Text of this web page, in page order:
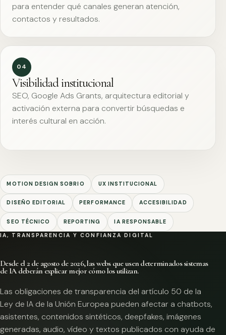
para entender qué canales generan atención,
contactos y resultados.
04
Visibilidad institucional
SEO, Google Ads Grants, arquitectura editorial y
activación externa para convertir búsquedas e
interés cultural en acción.
MOTION DESIGN SOBRIO UX INSTITUCIONAL
DISEÑO EDITORIAL PERFORMANCE ACCESIBILIDAD
SEO TÉCNICO REPORTING IA RESPONSABLE
IA, TRANSPARENCIA Y CONFIANZA DIGITAL
Desde el 2 de agosto de 2026, las webs que usen determinados sistemas
de IA deberán explicar mejor cómo los utilizan.
Las obligaciones de transparencia del artículo 50 de la
Ley de IA de la Unión Europea pueden afectar a chatbots,
asistentes, contenidos sintéticos, deepfakes, imágenes
generadas, audio, vídeo y textos publicados con ayuda de